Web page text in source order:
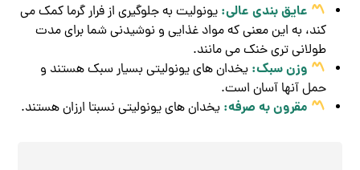
عایق بندی عالی: یونولیت به جلوگیری از فرار گرما کمک می
کند، به این معنی که مواد غذایی و نوشیدنی شما برای مدت
طولانی تری خنک می مانند.
وزن سبک: یخدان های یونولیتی بسیار سبک هستند و
حمل آنها آسان است.
مقرون به صرفه: یخدان های یونولیتی نسبتا ارزان هستند.